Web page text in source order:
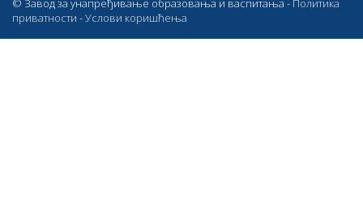
© Завод за унапређивање образовања и васпитања - Политика
приватности -Услови коришћења